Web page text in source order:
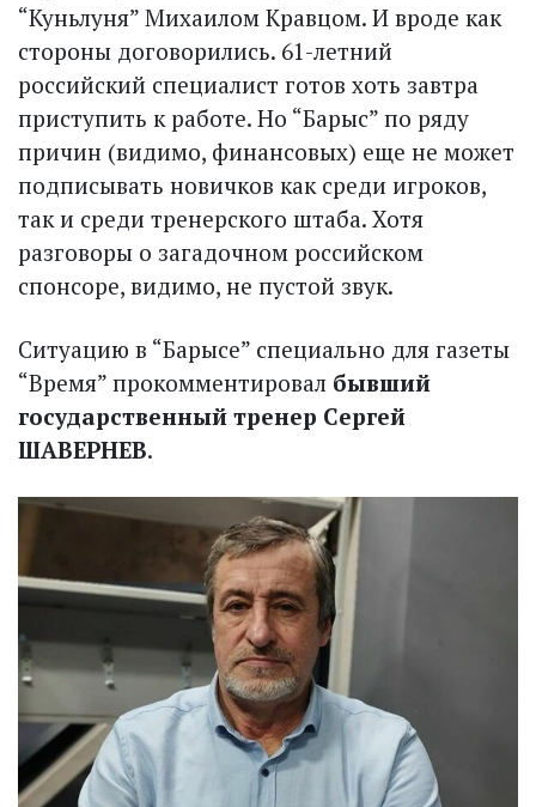
“Куньлуня” Михаилом Кравцом. И вроде как
стороны договорились. 61-летний
российский специалист готов хоть завтра
приступить к работе. Но “Барыс” по ряду
причин (видимо, финансовых) еще не может
подписывать новичков как среди игроков,
так и среди тренерского штаба. Хотя
разговоры о загадочном российском
спонсоре, видимо, не пустой звук.
Ситуацию в “Барысе” специально для газеты
“Время” прокомментировал бывший
государственный тренер Сергей
ШАВЕРНЕВ.